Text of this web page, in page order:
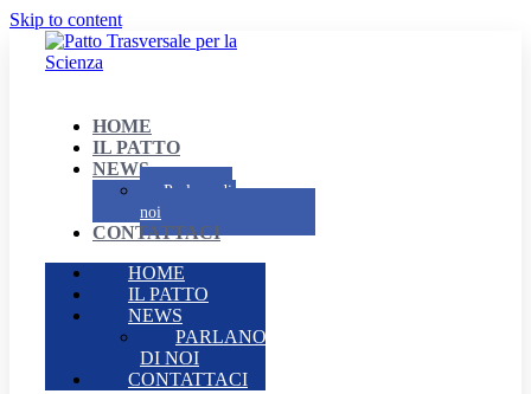
Skip to content
HOME
IL PATTO
NEWS
Parlano di
noi
CONTATTACI
HOME
IL PATTO
NEWS
PARLANO
DI NOI
CONTATTACI